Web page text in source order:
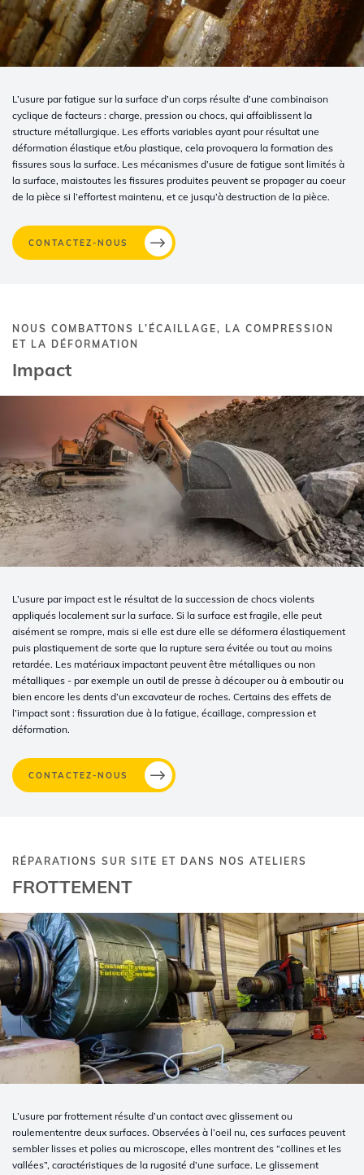
L’usure par fatigue sur la surface d’un corps résulte d’une combinaison
cyclique de facteurs : charge, pression ou chocs, qui affaiblissent la
structure métallurgique. Les efforts variables ayant pour résultat une
déformation élastique et/ou plastique, cela provoquera la formation des
fissures sous la surface. Les mécanismes d’usure de fatigue sont limités à
la surface, maistoutes les fissures produites peuvent se propager au coeur
de la pièce si l’effortest maintenu, et ce jusqu’à destruction de la pièce.
CONTACTEZ-NOUS
NOUS COMBATTONS L’ÉCAILLAGE, LA COMPRESSION
ET LA DÉFORMATION
Impact
L’usure par impact est le résultat de la succession de chocs violents
appliqués localement sur la surface. Si la surface est fragile, elle peut
aisément se rompre, mais si elle est dure elle se déformera élastiquement
puis plastiquement de sorte que la rupture sera évitée ou tout au moins
retardée. Les matériaux impactant peuvent être métalliques ou non
métalliques - par exemple un outil de presse à découper ou à emboutir ou
bien encore les dents d’un excavateur de roches. Certains des effets de
l’impact sont : fissuration due à la fatigue, écaillage, compression et
déformation.
CONTACTEZ-NOUS
RÉPARATIONS SUR SITE ET DANS NOS ATELIERS
FROTTEMENT
L’usure par frottement résulte d’un contact avec glissement ou
roulemententre deux surfaces. Observées à l’oeil nu, ces surfaces peuvent
sembler lisses et polies au microscope, elles montrent des “collines et les
vallées”, caractéristiques de la rugosité d’une surface. Le glissement